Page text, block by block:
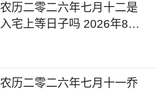
农历二零二六年七月十二是
入宅上等日子吗 2026年8月
农历二零二六年七月十一乔